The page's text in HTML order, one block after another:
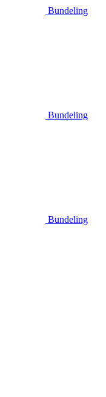
Bundeling
Bundeling
Bundeling